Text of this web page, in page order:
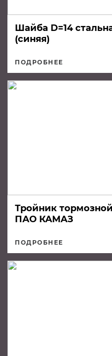
Шайба D=14
(синяя)
ПОДРОБНЕЕ
Тройник
ПАО КАМАЗ
ПОДРОБНЕЕ